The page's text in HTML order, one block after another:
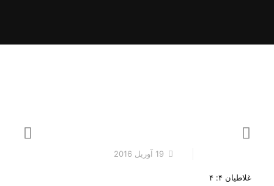
19 آوریل 2016
غلاطیان ۴: ۴